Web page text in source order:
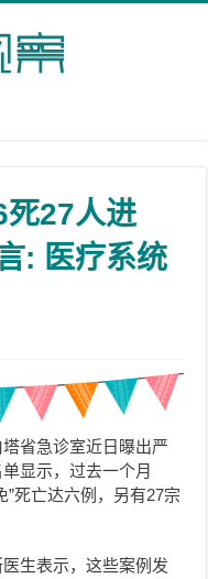
死27人进
: 医疗系统
省急诊室近日曝出严
显示，过去一个月
”死亡达六例，另有27宗
生表示，这些案例发